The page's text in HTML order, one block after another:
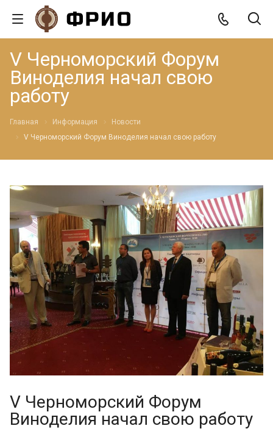
V Черноморский Форум
Виноделия начал свою
работу
Главная Информация
Новости
V Черноморский Форум Виноделия начал свою работу
V Черноморский Форум
Виноделия начал свою работу